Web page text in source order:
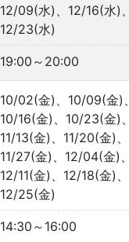
12/09(水)、12/16(水)、
12/23(水)
19:00～20:00
10/02(金)、10/09(金)、
10/16(金)、10/23(金)、
11/13(金)、11/20(金)、
11/27(金)、12/04(金)、
12/11(金)、12/18(金)、
12/25(金)
14:30～16:00